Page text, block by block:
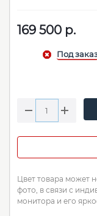
169 500 р.
Цвет товара может
фото, в связи с
монитора и его